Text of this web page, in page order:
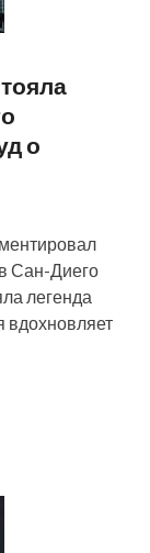
о
Сан-Диего
легенда
вдохновляет